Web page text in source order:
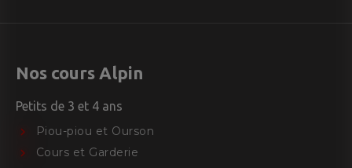
Nos cours Alpin
Petits de 3 et 4 ans
Piou-piou et Ourson
Cours et Garderie